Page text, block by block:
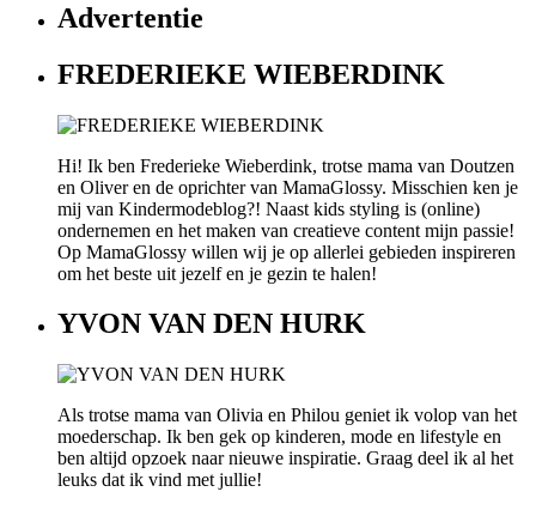
Advertentie
FREDERIEKE WIEBERDINK
Hi! Ik ben Frederieke Wieberdink, trotse mama van Doutzen
en Oliver en de oprichter van MamaGlossy. Misschien ken je
mij van Kindermodeblog?! Naast kids styling is (online)
ondernemen en het maken van creatieve content mijn passie!
Op MamaGlossy willen wij je op allerlei gebieden inspireren
om het beste uit jezelf en je gezin te halen!
YVON VAN DEN HURK
Als trotse mama van Olivia en Philou geniet ik volop van het
moederschap. Ik ben gek op kinderen, mode en lifestyle en
ben altijd opzoek naar nieuwe inspiratie. Graag deel ik al het
leuks dat ik vind met jullie!